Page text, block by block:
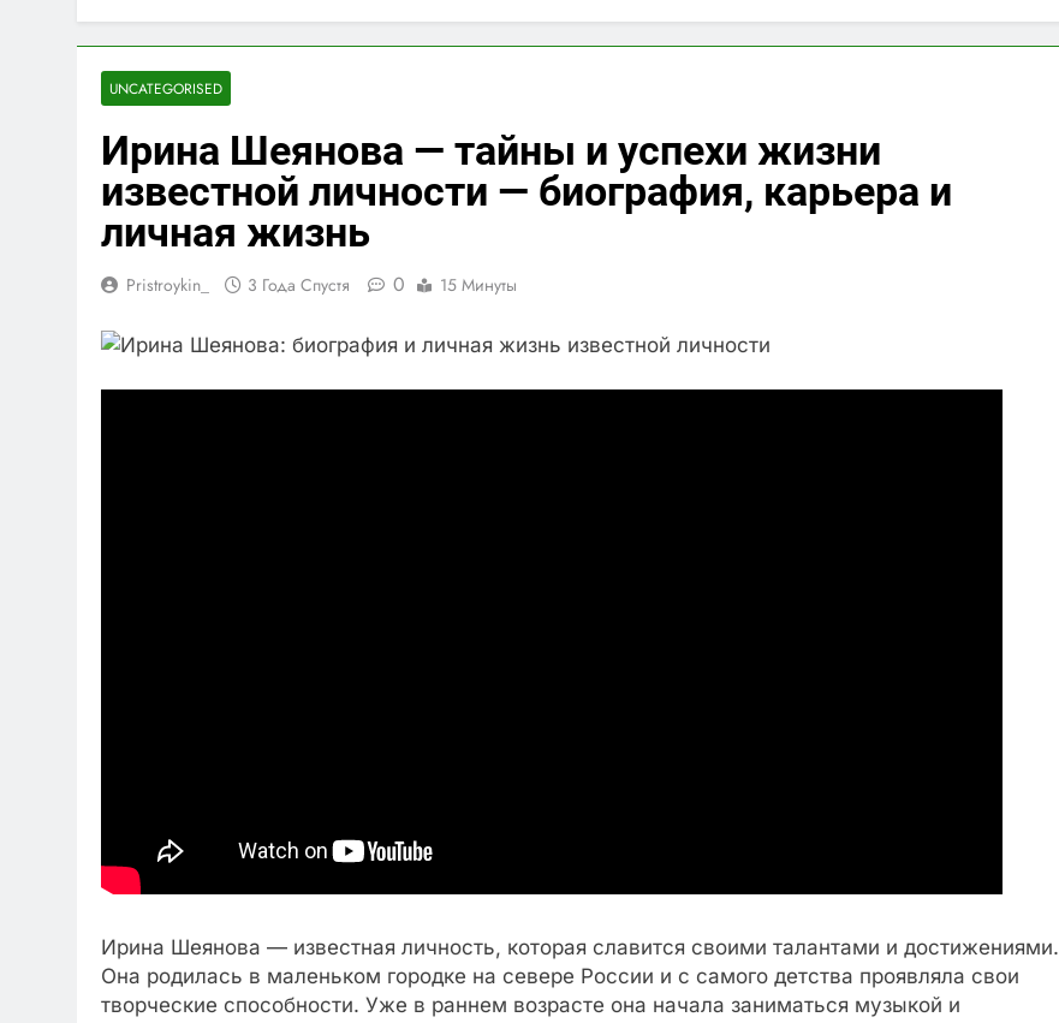
UNCATEGORISED
Ирина Шеянова — тайны и успехи жизни
известной личности — биография, карьера и
личная жизнь
Pristroykin_ 3 Года Спустя 0 15 Минуты
Ирина Шеянова — известная личность, которая славится своими талантами и достижениями.
Она родилась в маленьком городке на севере России и с самого детства проявляла свои
творческие способности. Уже в раннем возрасте она начала заниматься музыкой и